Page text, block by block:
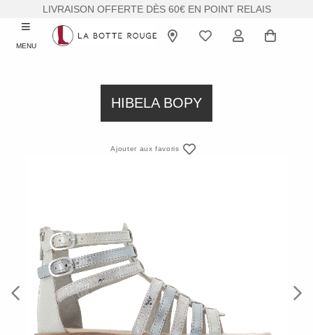
LIVRAISON OFFERTE DÈS 60€ EN POINT RELAIS
MENU
HIBELA BOPY
Ajouter aux favoris
Previous